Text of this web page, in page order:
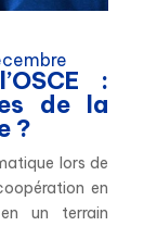
:
de la
?
lors de
en
un terrain